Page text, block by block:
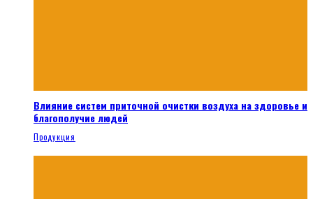
Влияние систем приточной очистки воздуха на здоровье и
благополучие людей
Продукция